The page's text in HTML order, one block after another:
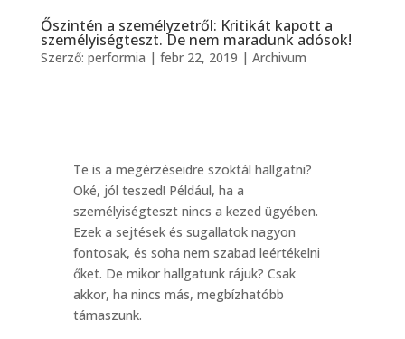
Őszintén a személyzetről: Kritikát kapott a
személyiségteszt. De nem maradunk adósok!
Szerző: performia | febr 22, 2019 | Archivum
Te is a megérzéseidre szoktál hallgatni?
Oké, jól teszed! Például, ha a
személyiségteszt nincs a kezed ügyében.
Ezek a sejtések és sugallatok nagyon
fontosak, és soha nem szabad leértékelni
őket. De mikor hallgatunk rájuk? Csak
akkor, ha nincs más, megbízhatóbb
támaszunk.